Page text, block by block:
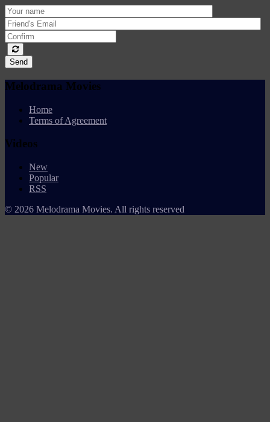
Send
Melodrama Movies
Home
Terms of Agreement
Videos
New
Popular
RSS
© 2026 Melodrama Movies. All rights reserved